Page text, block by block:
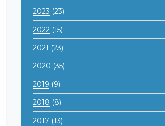
2023 (23)
2022 (15)
2021 (23)
2020 (35)
2019 (9)
2018 (8)
2017 (13)